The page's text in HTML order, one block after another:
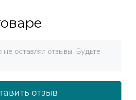
оставлял отзывы. Будьте
отзыв